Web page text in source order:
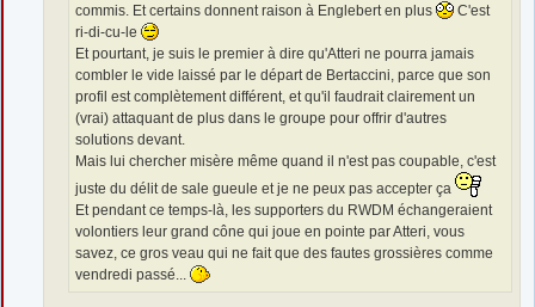
commis. Et certains donnent raison à Englebert en plus
C'est
ri-di-cu-le
Et pourtant, je suis le premier à dire qu'Atteri ne pourra jamais
combler le vide laissé par le départ de Bertaccini, parce que son
profil est complètement différent, et qu'il faudrait clairement un
(vrai) attaquant de plus dans le groupe pour offrir d'autres
solutions devant.
Mais lui chercher misère même quand il n'est pas coupable, c'est
juste du délit de sale gueule et je ne peux pas accepter ça
Et pendant ce temps-là, les supporters du RWDM échangeraient
volontiers leur grand cône qui joue en pointe par Atteri, vous
savez, ce gros veau qui ne fait que des fautes grossières comme
vendredi passé...